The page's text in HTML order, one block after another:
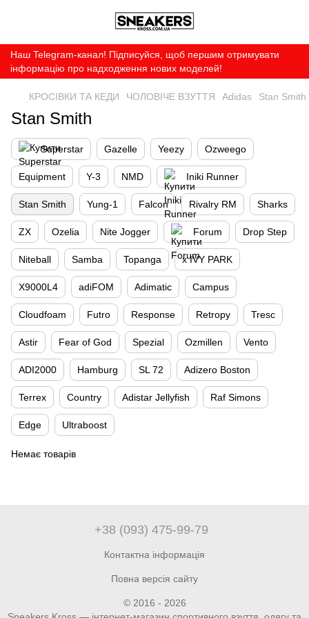
Наш Telegram-канал! Підписуйся, щоб першим отримувати
інформацію про надходження нових моделей!
КРОСІВКИ ТА КЕДИ ЧОЛОВІЧЕ ВЗУТТЯ Adidas Stan Smith
Stan Smith
Superstar Gazelle Yeezy Ozweego
Equipment Y-3 NMD Iniki Runner
Stan Smith Yung-1 Falcon Rivalry RM Sharks
ZX Ozelia Nite Jogger Forum Drop Step
Niteball Samba Topanga x IVY PARK
X9000L4 adiFOM Adimatic Campus
Cloudfoam Futro Response Retropy Tresc
Astir Fear of God Spezial Ozmillen Vento
ADI2000 Hamburg SL 72 Adizero Boston
Terrex Country Adistar Jellyfish Raf Simons
Edge Ultraboost
Немає товарів
+38 (093) 475-99-79
Контактна інформація
Повна версія сайту
© 2016 - 2026